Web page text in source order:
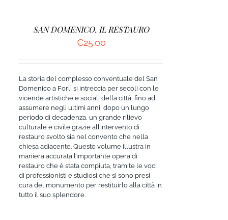
SAN DOMENICO. IL RESTAURO
€25.00
La storia del complesso conventuale del San
Domenico a Forlì si intreccia per secoli con le
vicende artistiche e sociali della città, fino ad
assumere negli ultimi anni, dopo un lungo
periodo di decadenza, un grande rilievo
culturale e civile grazie all’intervento di
restauro svolto sia nel convento che nella
chiesa adiacente. Questo volume illustra in
maniera accurata l’importante opera di
restauro che è stata compiuta, tramite le voci
di professionisti e studiosi che si sono presi
cura del monumento per restituirlo alla città in
tutto il suo splendore.